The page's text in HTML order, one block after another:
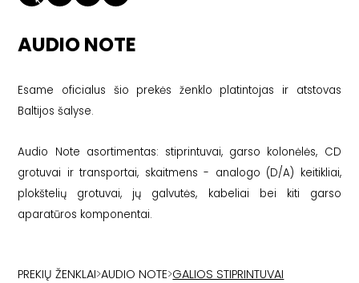
AUDIO NOTE
Esame oficialus šio prekės ženklo platintojas ir atstovas
Baltijos šalyse.
Audio Note asortimentas: stiprintuvai, garso kolonėlės, CD
grotuvai ir transportai, skaitmens - analogo (D/A) keitikliai,
plokštelių grotuvai, jų galvutės, kabeliai bei kiti garso
aparatūros komponentai.
PREKIŲ ŽENKLAI>AUDIO NOTE>GALIOS STIPRINTUVAI